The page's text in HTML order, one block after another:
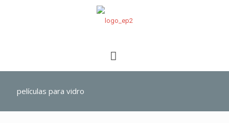
películas para vidro